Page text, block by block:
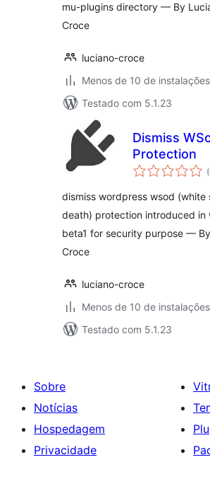
mu-plugins directory — By
Croce
luciano-croce
Menos de 10 de
Testado com 5.1.23
Dismiss
Protection
dismiss wordpress wsod (white
death) protection introduced in
beta1 for security purpose —
Croce
luciano-croce
Menos de 10 de
Testado com 5.1.23
Sobre
Notícias
Hospedagem
Privacidade